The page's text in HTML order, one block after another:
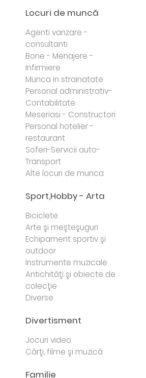
Locuri de muncă
Agenti vanzare -
consultanti
Bone - Menajere -
Infirmiere
Munca in strainatate
Personal administrativ-
Contabilitate
Meseriasi - Constructori
Personal hotelier -
restaurant
Soferi-Servicii auto-
Transport
Alte locuri de munca
Sport,Hobby - Arta
Biciclete
Arte şi meşteşuguri
Echipament sportiv şi
outdoor
Instrumente muzicale
Antichităţi şi obiecte de
colecţie
Diverse
Divertisment
Jocuri video
Cărţi, filme şi muzică
Familie